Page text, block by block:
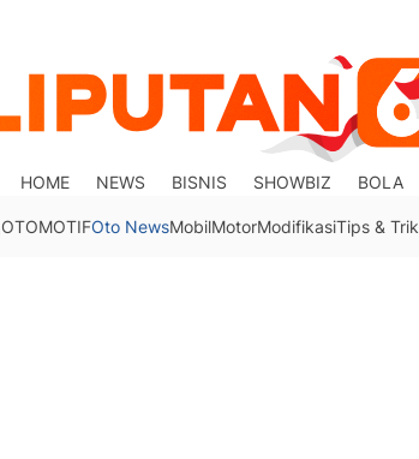
HOME NEWS BISNIS SHOWBIZ BOLA
OTOMOTIFOto NewsMobilMotorModifikasiTips & Trik